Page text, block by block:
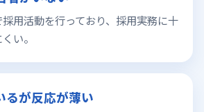
用活動を行っており、採用実務に十
い。
るが反応が薄い